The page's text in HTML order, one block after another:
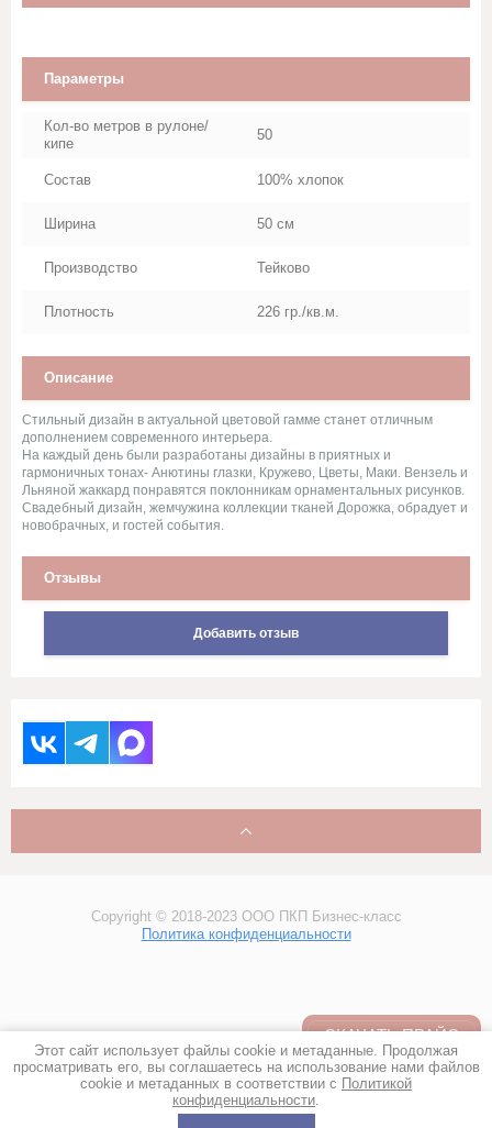
Синтепон, термополотно
Сатин
Саржи, Плащевки, ТиСи,
рабочей одежды
Ситец
Суровые ткани, Пряжа, Хлопок
Тюль и ткани для штор
Фланель, шотландка, фуле,
обтирка, ветошь, тех салфетка
СКАЧАТЬ ПРАЙС
Параметры
Кол-во метров в рулоне/
кипе
50
Состав 100% хлопок
Ширина 50 см
Производство Тейково
Плотность 226 гр./кв.м.
Описание
Стильный дизайн в актуальной цветовой гамме станет отличным
дополнением современного интерьера.
На каждый день были разработаны дизайны в приятных и
гармоничных тонах- Анютины глазки, Кружево, Цветы, Маки. Вензель и
Льняной жаккард понравятся поклонникам орнаментальных рисунков.
Свадебный дизайн, жемчужина коллекции тканей Дорожка, обрадует и
новобрачных, и гостей события.
Отзывы
Добавить отзыв
Copyright © 2018-2023 ООО ПКП Бизнес-класс
Политика конфиденциальности
Этот сайт использует файлы cookie и метаданные. Продолжая
просматривать его, вы соглашаетесь на использование нами файлов
cookie и метаданных в соответствии с Политикой
конфиденциальности.